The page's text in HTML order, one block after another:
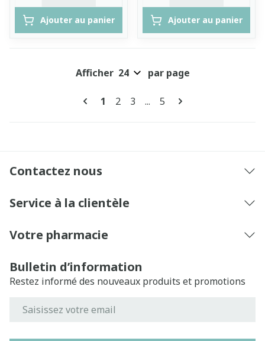
Ajouter au panier Ajouter au panier
Pages
Vous lisez actuellement la page
1 Page
2 Page
3 ... Page
5
Afficher par page
Contactez nous
Service à la clientèle
Votre pharmacie
Bulletin d’information
Restez informé des nouveaux produits et promotions